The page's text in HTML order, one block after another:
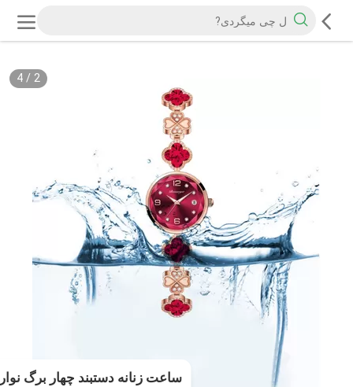
2
/
4
ساعت زنانه دستبند چهار برگ